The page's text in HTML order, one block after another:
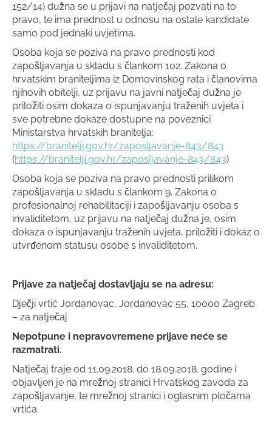
152/14) dužna se u prijavi na natječaj pozvati na to
pravo, te ima prednost u odnosu na ostale kandidate
samo pod jednaki uvjetima.
Osoba koja se poziva na pravo prednosti kod
zapošljavanja u skladu s člankom 102. Zakona o
hrvatskim braniteljima iz Domovinskog rata i članovima
njihovih obitelji, uz prijavu na javni natječaj dužna je
priložiti osim dokaza o ispunjavanju traženih uvjeta i
sve potrebne dokaze dostupne na poveznici
Ministarstva hrvatskih branitelja:
https://branitelji.gov.hr/zaposljavanje-843/843
(https://branitelji.gov.hr/zaposljavanje-843/843)
Osoba koja se poziva na pravo prednosti prilikom
zapošljavanja u skladu s člankom 9. Zakona o
profesionalnoj rehabilitaciji i zapošljavanju osoba s
invaliditetom, uz prijavu na natječaj dužna je, osim
dokaza o ispunjavanju traženih uvjeta, priložiti i dokaz o
utvrđenom statusu osobe s invaliditetom.
Prijave za natječaj dostavljaju se na adresu:
Dječji vrtić Jordanovac, Jordanovac 55, 10000 Zagreb
– za natječaj
Nepotpune i nepravovremene prijave neće se
razmatrati.
Natječaj traje od 11.09.2018. do 18.09.2018. godine i
objavljen je na mrežnoj stranici Hrvatskog zavoda za
zapošljavanje, te mrežnoj stranici i oglasnim pločama
vrtića.